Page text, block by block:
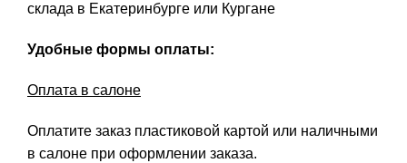
склада в Екатеринбурге или Кургане
Удобные формы оплаты:
Оплата в салоне
Оплатите заказ пластиковой картой или наличными
в салоне при оформлении заказа.